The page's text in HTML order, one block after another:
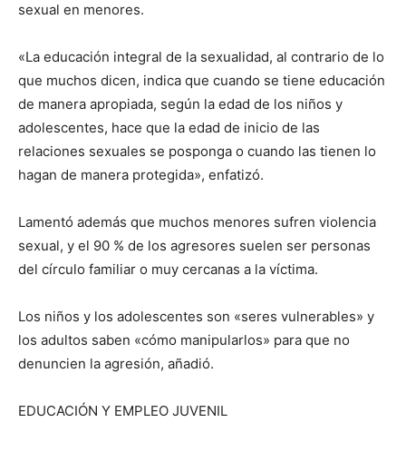
sexual en menores.
«La educación integral de la sexualidad, al contrario de lo
que muchos dicen, indica que cuando se tiene educación
de manera apropiada, según la edad de los niños y
adolescentes, hace que la edad de inicio de las
relaciones sexuales se posponga o cuando las tienen lo
hagan de manera protegida», enfatizó.
Lamentó además que muchos menores sufren violencia
sexual, y el 90 % de los agresores suelen ser personas
del círculo familiar o muy cercanas a la víctima.
Los niños y los adolescentes son «seres vulnerables» y
los adultos saben «cómo manipularlos» para que no
denuncien la agresión, añadió.
EDUCACIÓN Y EMPLEO JUVENIL